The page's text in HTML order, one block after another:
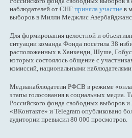
наблюдателей от СНГ приняла участие в
выборов в Милли Меджлис
Для формирования целостной и
ситуации команда Фонда посетила 38
расположенных в Ханкенди, Шуше,
которых состоялось общение с
комиссий, национальными
Медианаблюдатели РФСВ в режиме
этапы голосования в социальных медиа.
Российского фонда свободных выборов и
«ВКонтакте» и Telegram опубликовано
аудитории превысил 80 000 просмотров.